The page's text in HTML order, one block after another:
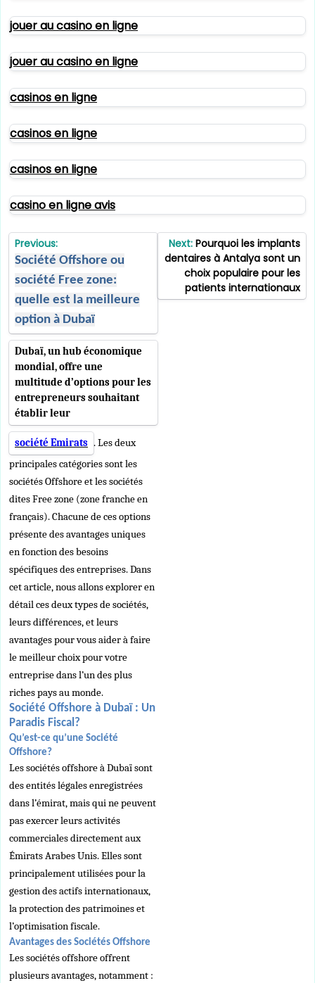
jouer au casino en ligne
jouer au casino en ligne
casinos en ligne
casinos en ligne
casinos en ligne
casino en ligne avis
Post
navigation
Previous:
Société Offshore ou
société Free zone:
quelle est la meilleure
option à Dubaï
Dubaï, un hub économique
mondial, offre une
multitude d’options pour les
entrepreneurs souhaitant
établir leur
société Emirats . Les deux
principales catégories sont les
sociétés Offshore et les sociétés
dites Free zone (zone franche en
français). Chacune de ces options
présente des avantages uniques
en fonction des besoins
spécifiques des entreprises. Dans
cet article, nous allons explorer en
détail ces deux types de sociétés,
leurs différences, et leurs
avantages pour vous aider à faire
le meilleur choix pour votre
entreprise dans l’un des plus
riches pays au monde.
Société Offshore à Dubaï : Un
Paradis Fiscal?
Qu’est-ce qu’une Société
Offshore?
Les sociétés offshore à Dubaï sont
des entités légales enregistrées
dans l’émirat, mais qui ne peuvent
pas exercer leurs activités
commerciales directement aux
Émirats Arabes Unis. Elles sont
principalement utilisées pour la
gestion des actifs internationaux,
la protection des patrimoines et
l’optimisation fiscale.
Avantages des Sociétés Offshore
Les sociétés offshore offrent
plusieurs avantages, notamment :
Next: Pourquoi les implants
dentaires à Antalya sont un
choix populaire pour les
patients internationaux